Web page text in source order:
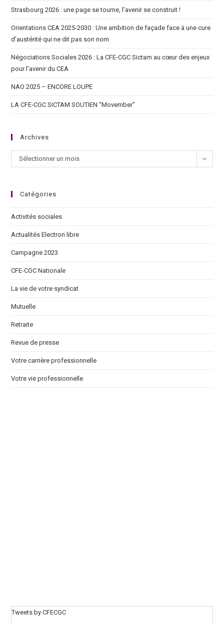
Strasbourg 2026 : une page se tourne, l’avenir se construit !
Orientations CEA 2025-2030 : Une ambition de façade face à une cure
d’austérité qui ne dit pas son nom
Négociations Sociales 2026 : La CFE-CGC Sictam au cœur des enjeux
pour l’avenir du CEA
NAO 2025 – ENCORE LOUPE
LA CFE‑CGC SICTAM SOUTIEN “Movember”
Archives
Sélectionner un mois
Catégories
Activités sociales
Actualités Electron libre
Campagne 2023
CFE-CGC Nationale
La vie de votre syndicat
Mutuelle
Retraite
Revue de presse
Votre carrière professionnelle
Votre vie professionnelle
Tweets by CFECGC